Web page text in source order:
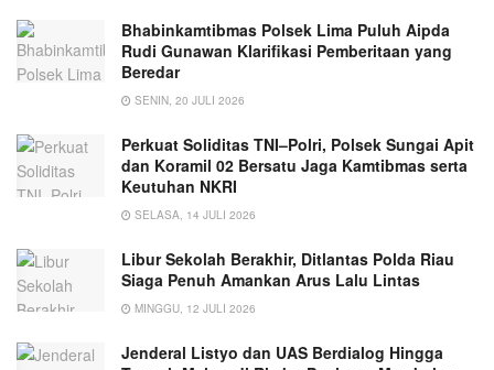
Bhabinkamtibmas Polsek Lima Puluh Aipda
Rudi Gunawan Klarifikasi Pemberitaan yang
Beredar
SENIN, 20 JULI 2026
Perkuat Soliditas TNI–Polri, Polsek Sungai Apit
dan Koramil 02 Bersatu Jaga Kamtibmas serta
Keutuhan NKRI
SELASA, 14 JULI 2026
Libur Sekolah Berakhir, Ditlantas Polda Riau
Siaga Penuh Amankan Arus Lalu Lintas
MINGGU, 12 JULI 2026
Jenderal Listyo dan UAS Berdialog Hingga